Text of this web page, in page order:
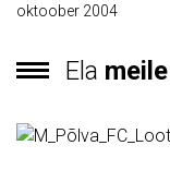
oktoober 2004
Ela